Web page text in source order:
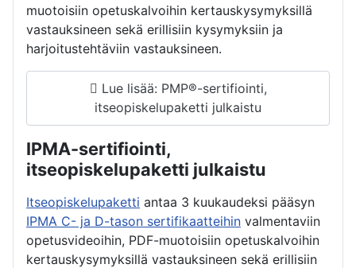
muotoisiin opetuskalvoihin kertauskysymyksillä
vastauksineen sekä erillisiin kysymyksiin ja
harjoitustehtäviin vastauksineen.
Lue lisää: PMP®-sertifiointi,
itseopiskelupaketti julkaistu
IPMA-sertifiointi,
itseopiskelupaketti julkaistu
Itseopiskelupaketti antaa 3 kuukaudeksi pääsyn
IPMA C- ja D-tason sertifikaatteihin valmentaviin
opetusvideoihin, PDF-muotoisiin opetuskalvoihin
kertauskysymyksillä vastauksineen sekä erillisiin